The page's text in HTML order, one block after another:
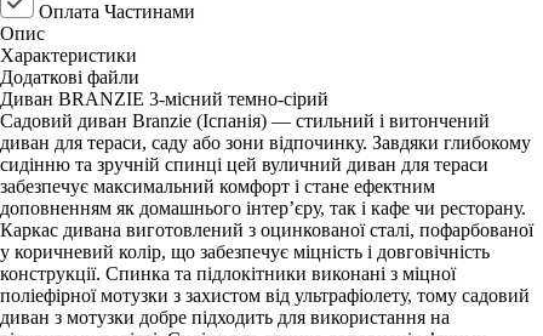
Оплата Частинами
Опис
Характеристики
Додаткові файли
Диван BRANZIE 3-місний темно-сірий
Садовий диван Branzie (Іспанія) — стильний і витончений
диван для тераси, саду або зони відпочинку. Завдяки глибокому
сидінню та зручній спинці цей вуличний диван для тераси
забезпечує максимальний комфорт і стане ефектним
доповненням як домашнього інтер’єру, так і кафе чи ресторану.
Каркас дивана виготовлений з оцинкованої сталі, пофарбованої
у коричневий колір, що забезпечує міцність і довговічність
конструкції. Спинка та підлокітники виконані з міцної
поліефірної мотузки з захистом від ультрафіолету, тому садовий
диван з мотузки добре підходить для використання на